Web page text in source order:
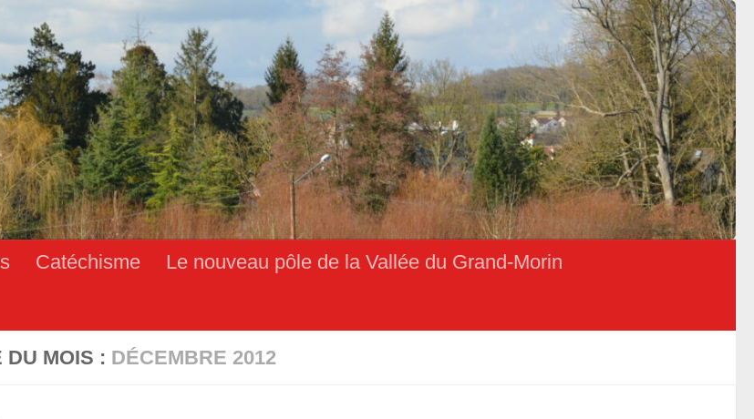
Catéchisme
Le nouveau pôle de la Vallée du Grand-Morin
DU MOIS : DÉCEMBRE 2012